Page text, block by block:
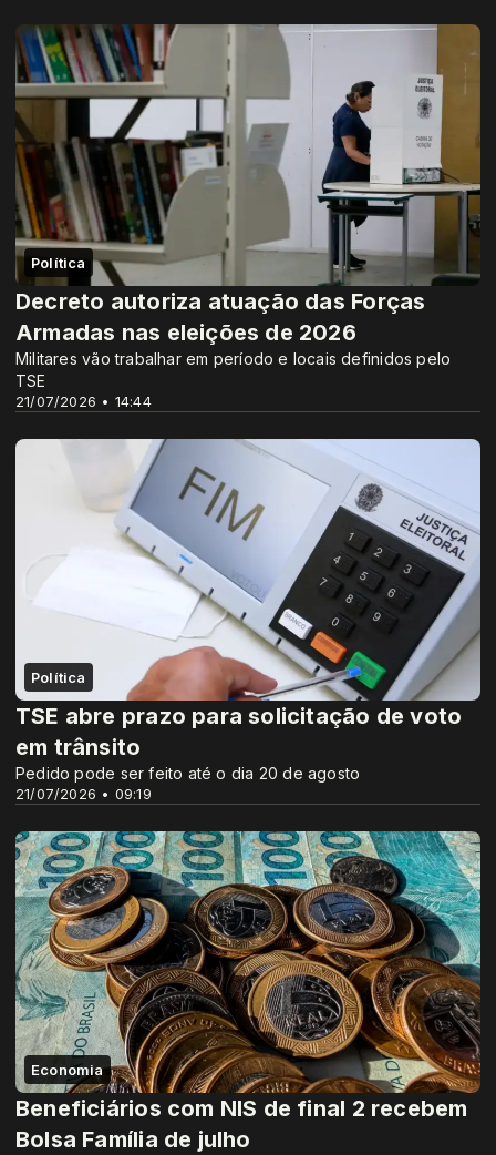
Política
21/07/2026 • 14:44
Decreto autoriza atuação das Forças
Armadas nas eleições de 2026
Militares vão trabalhar em período e locais definidos pelo
TSE
Política
21/07/2026 • 09:19
TSE abre prazo para solicitação de voto
em trânsito
Pedido pode ser feito até o dia 20 de agosto
Economia
Beneficiários com NIS de final 2 recebem
Bolsa Família de julho